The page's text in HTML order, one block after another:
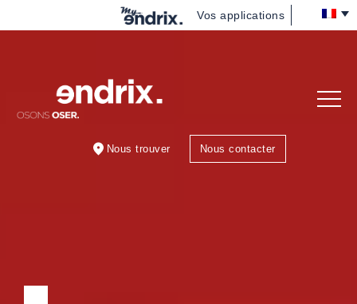
Nous
Vous
accompagner
Nous rejoindre
Vos applications
Nous trouver Nous contacter